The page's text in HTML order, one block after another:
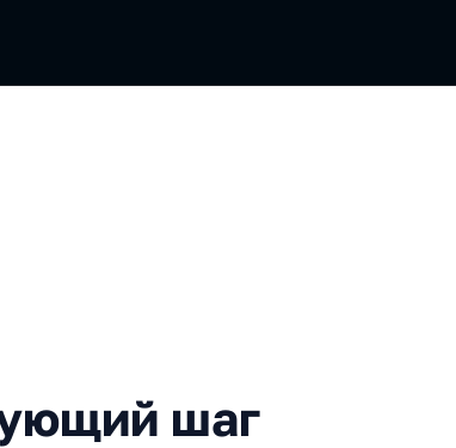
в работе с текстом
шаг